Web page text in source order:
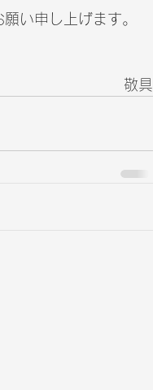
い申し上げます。
敬具